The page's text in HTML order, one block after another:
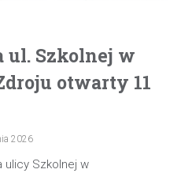
ul. Szkolnej w
otwarty 11
2026
ulicy Szkolnej w